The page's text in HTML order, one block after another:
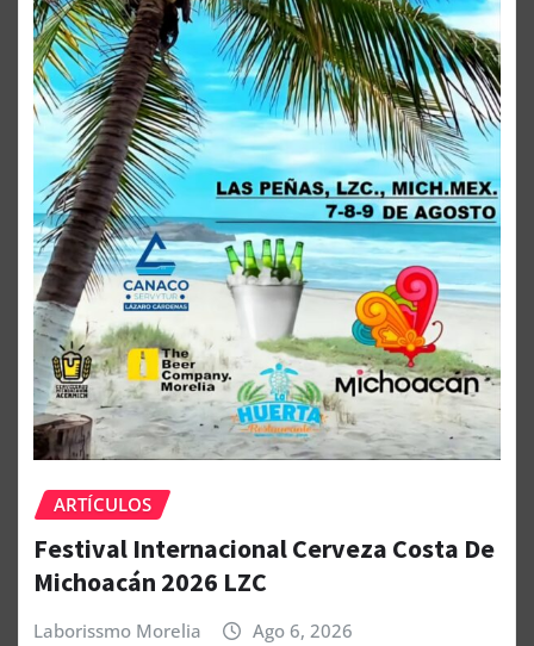
ARTÍCULOS
Festival Internacional Cerveza Costa De
Michoacán 2026 LZC
Laborissmo Morelia Ago 6, 2026